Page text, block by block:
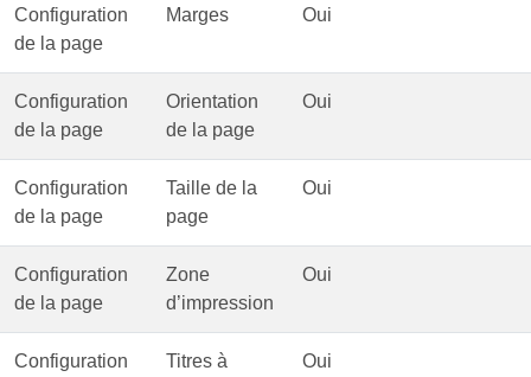
Configuration
de la page
Marges Oui
Configuration
de la page
Orientation
de la page
Oui
Configuration
de la page
Taille de la
page
Oui
Configuration
de la page
Zone
d’impression
Oui
Configuration
Titres à
Oui